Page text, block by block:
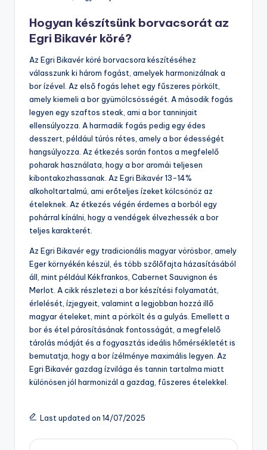
Hogyan készítsünk borvacsorát az
Egri Bikavér köré?
Az Egri Bikavér köré borvacsora készítéséhez
válasszunk ki három fogást, amelyek harmonizálnak a
bor ízével. Az első fogás lehet egy fűszeres pörkölt,
amely kiemeli a bor gyümölcsösségét. A második fogás
legyen egy szaftos steak, ami a bor tanninjait
ellensúlyozza. A harmadik fogás pedig egy édes
desszert, például túrós rétes, amely a bor édességét
hangsúlyozza. Az étkezés során fontos a megfelelő
poharak használata, hogy a bor aromái teljesen
kibontakozhassanak. Az Egri Bikavér 13-14%
alkoholtartalmú, ami erőteljes ízeket kölcsönöz az
ételeknek. Az étkezés végén érdemes a borból egy
pohárral kínálni, hogy a vendégek élvezhessék a bor
teljes karakterét.
Az Egri Bikavér egy tradicionális magyar vörösbor, amely
Eger környékén készül, és több szőlőfajta házasításából
áll, mint például Kékfrankos, Cabernet Sauvignon és
Merlot. A cikk részletezi a bor készítési folyamatát,
érlelését, ízjegyeit, valamint a legjobban hozzá illő
magyar ételeket, mint a pörkölt és a gulyás. Emellett a
bor és étel párosításának fontosságát, a megfelelő
tárolás módját és a fogyasztás ideális hőmérsékletét is
bemutatja, hogy a bor ízélménye maximális legyen. Az
Egri Bikavér gazdag ízvilága és tannin tartalma miatt
különösen jól harmonizál a gazdag, fűszeres ételekkel.
Last updated on 14/07/2025